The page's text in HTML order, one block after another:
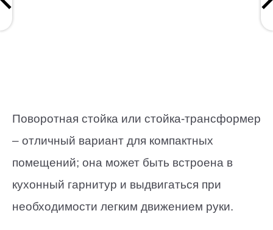
Поворотная стойка или стойка-трансформер
– отличный вариант для компактных
помещений; она может быть встроена в
кухонный гарнитур и выдвигаться при
необходимости легким движением руки.